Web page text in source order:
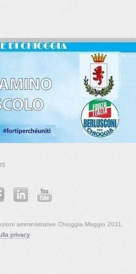
amministrative Chioggia Maggio 2011.
privacy